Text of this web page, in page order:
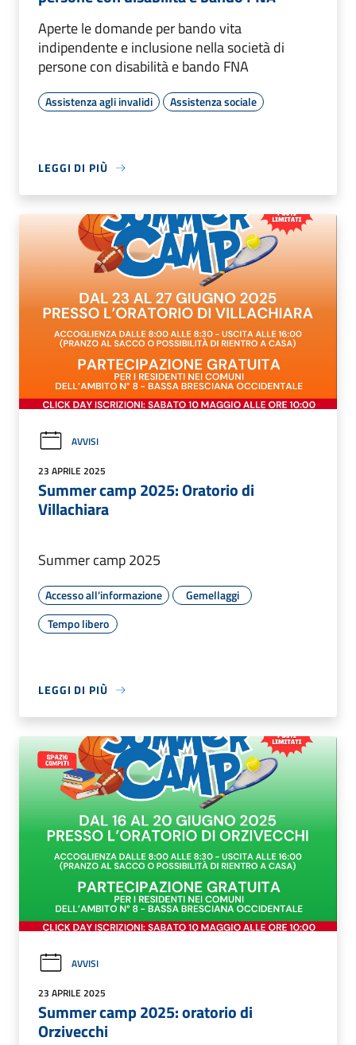
Aperte le domande per bando vita
indipendente e inclusione nella società di
persone con disabilità e bando FNA
Assistenza agli invalidi Assistenza sociale
LEGGI DI PIÙ
AVVISI
23 APRILE 2025
Summer camp 2025: Oratorio di
Villachiara
Summer camp 2025
Accesso all'informazione
Gemellaggi
Tempo libero
LEGGI DI PIÙ
AVVISI
23 APRILE 2025
Summer camp 2025: oratorio di
Orzivecchi